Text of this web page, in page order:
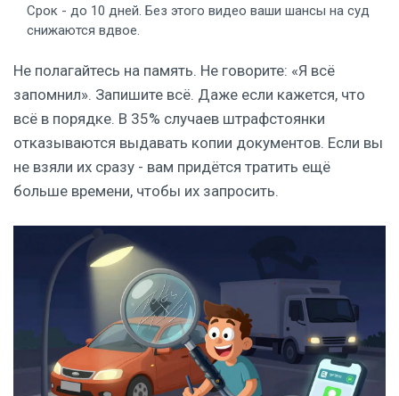
Срок - до 10 дней. Без этого видео ваши шансы на суд
снижаются вдвое.
Не полагайтесь на память. Не говорите: «Я всё
запомнил». Запишите всё. Даже если кажется, что
всё в порядке. В 35% случаев штрафстоянки
отказываются выдавать копии документов. Если вы
не взяли их сразу - вам придётся тратить ещё
больше времени, чтобы их запросить.